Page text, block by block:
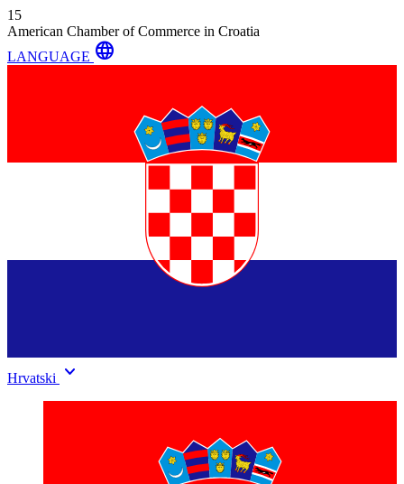
15
American Chamber of Commerce in Croatia
LANGUAGE language
Hrvatski keyboard_arrow_down